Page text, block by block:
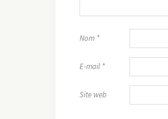
Nom *
E-mail *
Site web